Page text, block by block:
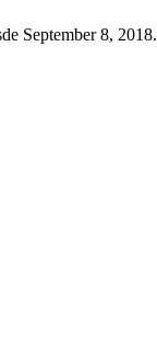
September 8, 2018.